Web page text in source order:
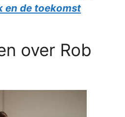
en de toekomst
over Rob